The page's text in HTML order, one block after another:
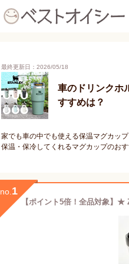
最終更新日：2026/05/18
車のドリンクホ
すすめは？
家でも車の中でも使える保温マグカッ
保温・保冷してくれるマグカップのおす
no. 1